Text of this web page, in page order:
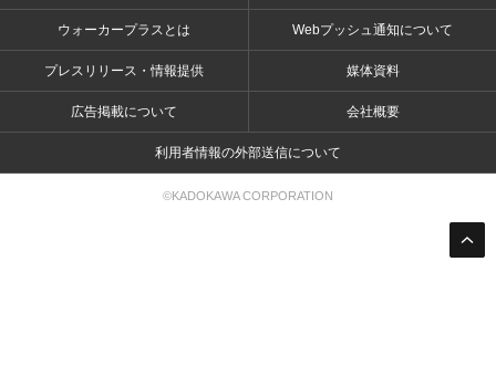
ウォーカープラスとは Webプッシュ通知について
プレスリリース・情報提供 媒体資料
広告掲載について 会社概要
利用者情報の外部送信について
©KADOKAWA CORPORATION